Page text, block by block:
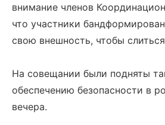
внимание членов
что участники
свою внешность, чтобы
На совещании были подняты
обеспечению безопасности в
вечера.